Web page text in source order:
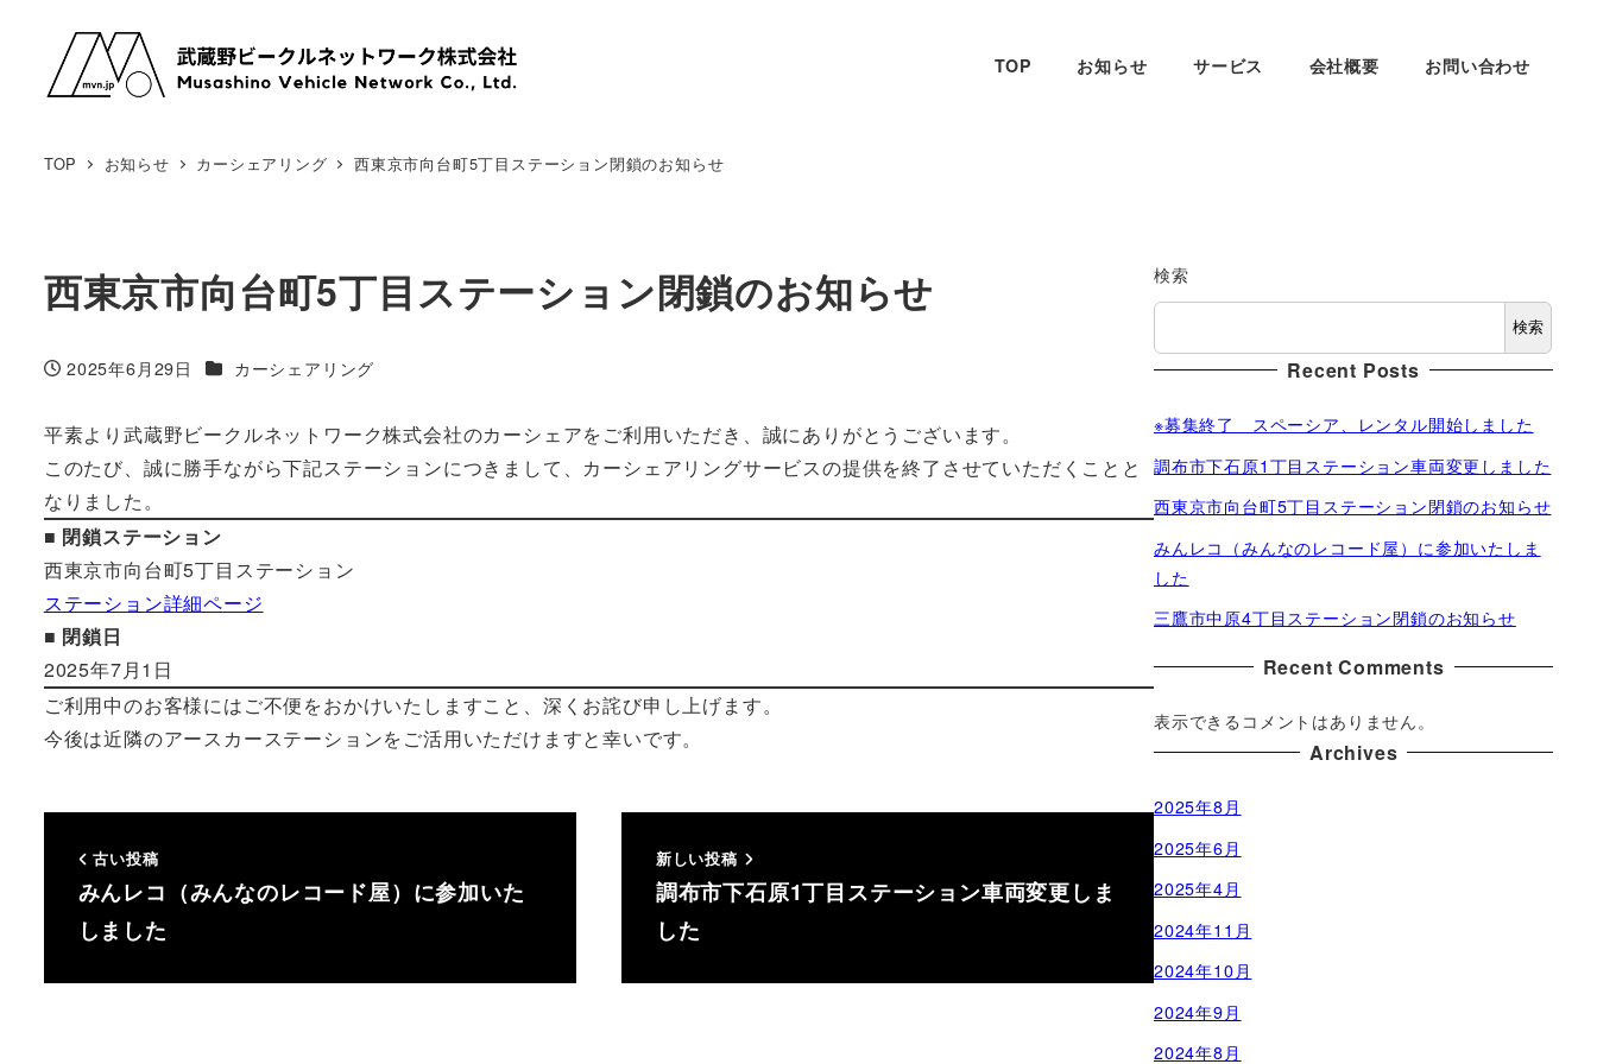
TOP お知らせ サービス 会社概要 お問い合わせ
TOP お知らせ カーシェアリング 西東京市向台町5丁目ステーション閉鎖のお知らせ
西東京市向台町5丁目ステーション閉鎖のお知らせ
投稿日
2025年6月29日 カテゴリー
カーシェアリング
平素より武蔵野ビークルネットワーク株式会社のカーシェアをご利用いただき、誠にありがとうございます。
このたび、誠に勝手ながら下記ステーションにつきまして、カーシェアリングサービスの提供を終了させていただくことと
なりました。
■ 閉鎖ステーション
西東京市向台町5丁目ステーション
ステーション詳細ページ
■ 閉鎖日
2025年7月1日
ご利用中のお客様にはご不便をおかけいたしますこと、深くお詫び申し上げます。
今後は近隣のアースカーステーションをご活用いただけますと幸いです。
古い投稿
みんレコ（みんなのレコード屋）に参加いた
しました
新しい投稿
調布市下石原1丁目ステーション車両変更しま
した
検索
検索
Recent Posts
※募集終了 スペーシア、レンタル開始しました
調布市下石原1丁目ステーション車両変更しました
西東京市向台町5丁目ステーション閉鎖のお知らせ
みんレコ（みんなのレコード屋）に参加いたしま
した
三鷹市中原4丁目ステーション閉鎖のお知らせ
Recent Comments
表示できるコメントはありません。
Archives
2025年8月
2025年6月
2025年4月
2024年11月
2024年10月
2024年9月
2024年8月